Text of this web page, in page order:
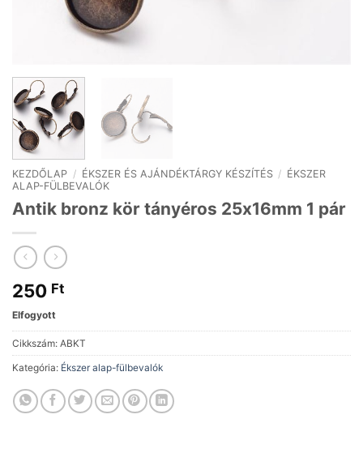
KEZDŐLAP / ÉKSZER ÉS AJÁNDÉKTÁRGY KÉSZÍTÉS / ÉKSZER
ALAP-FÜLBEVALÓK
Antik bronz kör tányéros 25x16mm 1 pár
250 Ft
Elfogyott
Cikkszám: ABKT
Kategória: Ékszer alap-fülbevalók